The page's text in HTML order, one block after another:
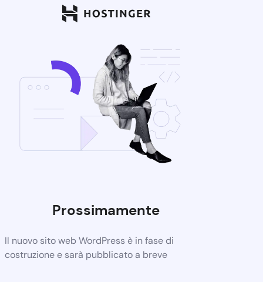
Prossimamente
Il nuovo sito web WordPress è in fase di
costruzione e sarà pubblicato a breve